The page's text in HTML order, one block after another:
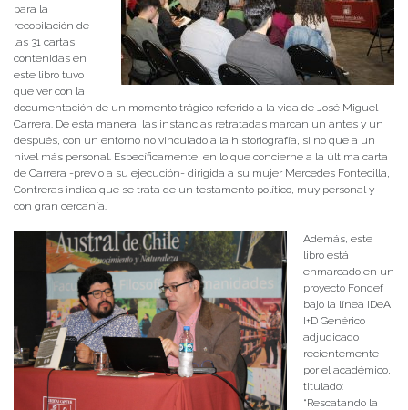
para la
recopilación de
las 31 cartas
contenidas en
este libro tuvo
que ver con la
documentación de un momento trágico referido a la vida de José Miguel
Carrera. De esta manera, las instancias retratadas marcan un antes y un
después, con un entorno no vinculado a la historiografía, si no que a un
nivel más personal. Específicamente, en lo que concierne a la última carta
de Carrera -previo a su ejecución- dirigida a su mujer Mercedes Fontecilla,
Contreras indica que se trata de un testamento político, muy personal y
con gran cercanía.
Además, este
libro está
enmarcado en un
proyecto Fondef
bajo la línea IDeA
I+D Genérico
adjudicado
recientemente
por el académico,
titulado:
“Rescatando la